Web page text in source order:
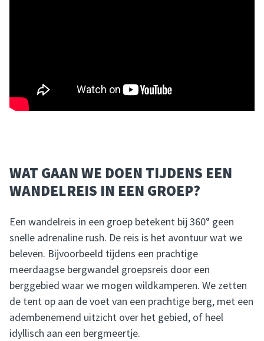
WAT GAAN WE DOEN TIJDENS EEN
WANDELREIS IN EEN GROEP?
Een wandelreis in een groep betekent bij 360° geen
snelle adrenaline rush. De reis is het avontuur wat we
beleven. Bijvoorbeeld tijdens een prachtige
meerdaagse bergwandel groepsreis door een
berggebied waar we mogen wildkamperen. We zetten
de tent op aan de voet van een prachtige berg, met een
adembenemend uitzicht over het gebied, of heel
idyllisch aan een bergmeertje.